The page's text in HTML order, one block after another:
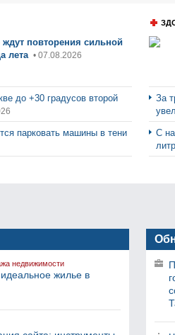
повторения сильной
лета • 07.08.2026
до +30 градусов второй
парковать машины в тени
За
С
недвижимости
жилье в